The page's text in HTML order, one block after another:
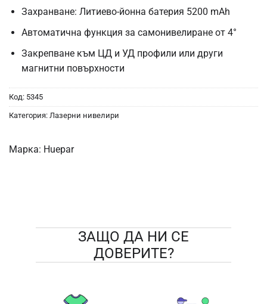
Захранване: Литиево-йонна батерия 5200 mAh
Автоматична функция за самонивелиране от 4°
Закрепване към ЦД и УД профили или други
магнитни повърхности
Код: 5345
Категория: Лазерни нивелири
Марка: Huepar
ЗАЩО ДА НИ СЕ
ДОВЕРИТЕ?